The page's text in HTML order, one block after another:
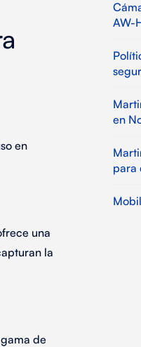
en
una
la
de
AW-
en
para